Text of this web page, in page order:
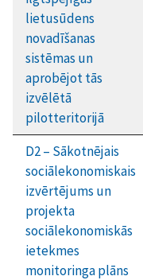
lietusūdens
novadīšanas
sistēmas un
aprobējot tās
izvēlētā
pilotteritorijā
D2 – Sākotnējais
sociālekonomiskais
izvērtējums un
projekta
sociālekonomiskās
ietekmes
monitoringa plāns